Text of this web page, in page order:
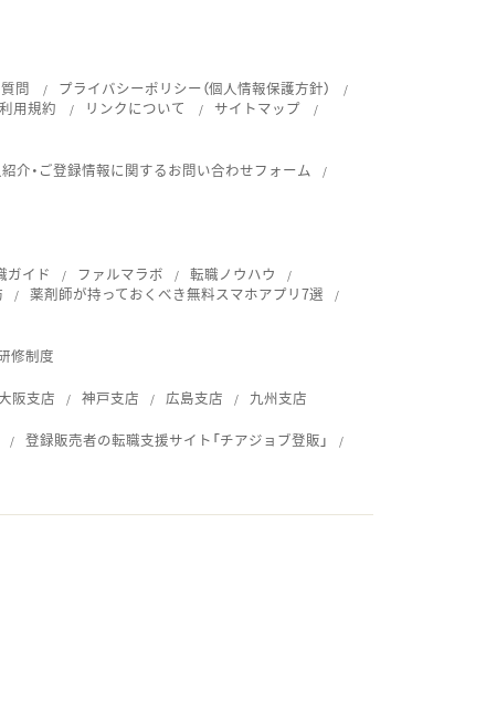
問
プライバシーポリシー（個人情報保護方針）
利用規約 リンクについて
サイトマップ
介・ご登録情報に関するお問い合わせフォーム
ガイド ファルマラボ
転職ノウハウ
薬剤師が持っておくべき無料スマホアプリ7選
修制度
阪支店 神戸支店 広島支店 九州支店
登録販売者の転職支援サイト「チアジョブ登販」